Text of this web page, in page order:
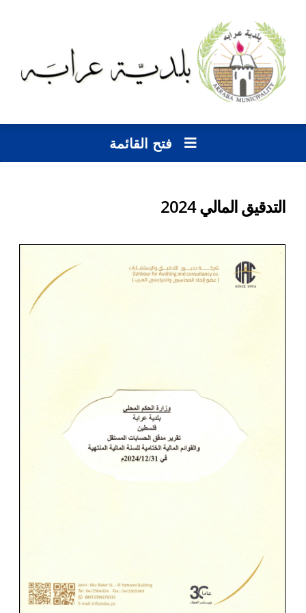
فتح القائمة
التدقيق المالي 2024